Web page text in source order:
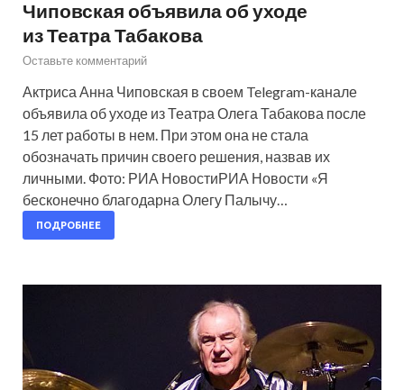
Чиповская объявила об уходе
из Театра Табакова
Оставьте комментарий
Актриса Анна Чиповская в своем Telegram-канале
объявила об уходе из Театра Олега Табакова после
15 лет работы в нем. При этом она не стала
обозначать причин своего решения, назвав их
личными. Фото: РИА НовостиРИА Новости «Я
бесконечно благодарна Олегу Палычу…
ПОДРОБНЕЕ